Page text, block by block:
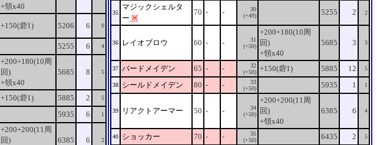
+領x40
+150(砦1) 5206 6 0
5255 6 4
+200+180(10周
回)
+領x40
5685 8 5
+150(砦1) 5885 2 5
5935 6 1
+200+200(11周
回)
6385 6 2
35
マジックシェルタ
ー ※
70 - -
30
(+49)
5255 2 2
36 レイオブロウ 60 - -
31
(+50)
+200+180(10周
回)
+領x40
5685 3 3
37 バードメイデン 65 - -
32
(+50) +150(砦1) 5885 12 5
38 シールドメイデン 80 - -
33
(+50)
5935 1 1
39 リアクトアーマー 50 - -
34
(+50)
+200+200(11周
回)
+領x40
6385 6 4
40 ショッカー 70 - -
35
(+50)
6435 2 5